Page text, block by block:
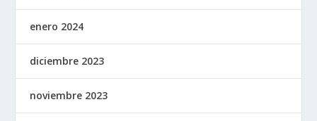
enero 2024
diciembre 2023
noviembre 2023